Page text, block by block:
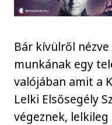
Bár kívülről
munkának egy
valójában amit a
Lelki Elsősegély
végeznek,